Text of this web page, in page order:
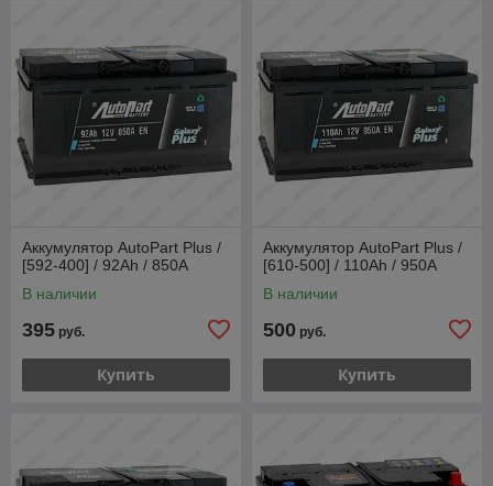
Аккумулятор AutoPart Plus /
[592-400] / 92Ah / 850А
В наличии
395 руб.
Купить
Аккумулятор AutoPart Plus /
[610-500] / 110Ah / 950А
В наличии
500 руб.
Купить